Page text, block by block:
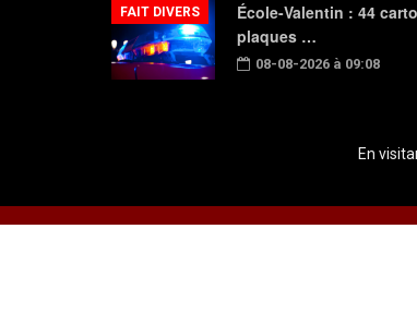
École-Valentin : 44
plaques …
08-08-2026 à 09:08
FAIT DIVERS
En